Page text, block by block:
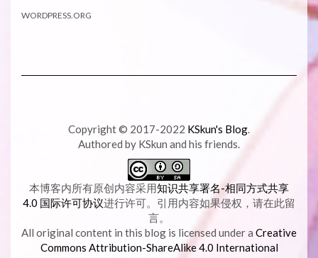
WORDPRESS.ORG
Copyright © 2017-2022 KSkun's Blog.
Authored by KSkun and his friends.
本博客内所有原创内容采用知识共享署名-相同方式共享
4.0 国际许可协议进行许可。引用内容如果侵权，请在此留
言。
All original content in this blog is licensed under a Creative
Commons Attribution-ShareAlike 4.0 International